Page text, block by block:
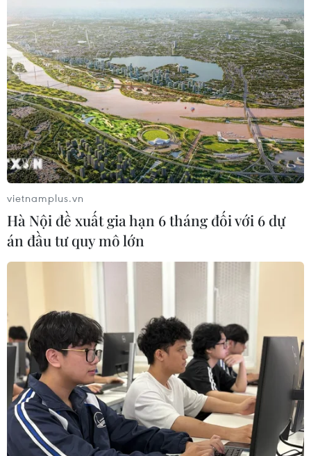
Gia Lai phát hiện hơn 200.000 bao thuốc
lá điếu ngoại nhập lậu
08/04/2026 03:50
Ngày 8/4, Chi cục Quản lý thị trường tỉnh Gia Lai cho
biết lực lượng chức năng của tỉnh đã phát hiện và bắt
giữ một vụ vận chuyển thuốc lá điếu ngoại nhập lậu với
số lượng đặc biệt lớn.
Quyết liệt phòng, chống buôn lậu thuốc lá
vietnamplus.vn
Hà Nội đề xuất gia hạn 6 tháng đối với 6 dự
án đầu tư quy mô lớn